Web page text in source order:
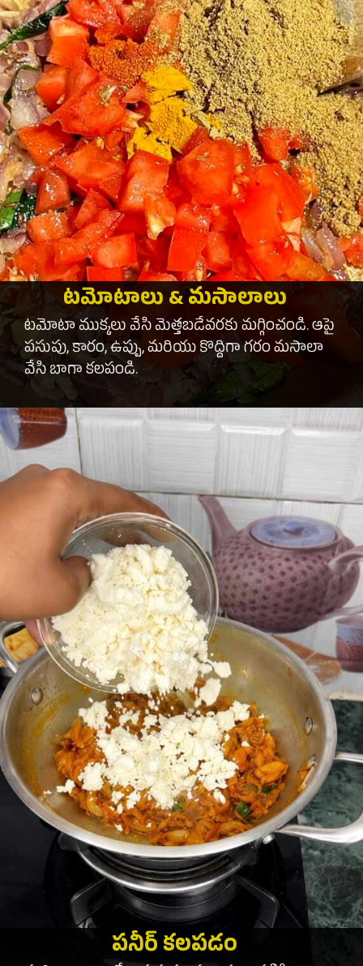
టమోటా ముక్కలు వేసి మెత్తబడేవరకు మగ్గించండి. ఆపై
పసుపు, కారం, ఉప్పు, మరియు కొద్దిగా గరం మసాలా
వేసి బాగా కలపండి.
టమోటాలు & మసాలాలు
పనీర్ కలపడం